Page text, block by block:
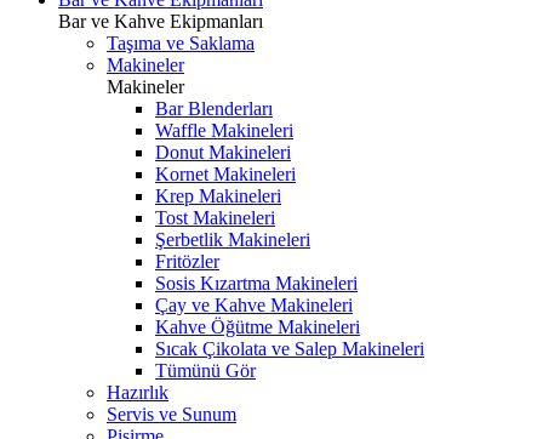
Bar ve Kahve Ekipmanları
Taşıma ve Saklama
Makineler
Makineler
Bar Blenderları
Waffle Makineleri
Donut Makineleri
Kornet Makineleri
Krep Makineleri
Tost Makineleri
Şerbetlik Makineleri
Fritözler
Sosis Kızartma Makineleri
Çay ve Kahve Makineleri
Kahve Öğütme Makineleri
Sıcak Çikolata ve Salep Makineleri
Tümünü Gör
Hazırlık
Servis ve Sunum